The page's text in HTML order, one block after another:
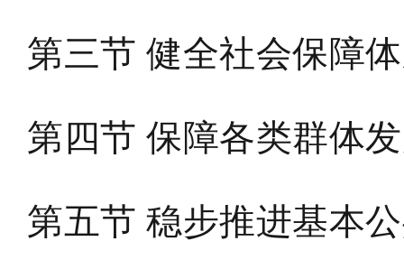
第三节 健全社会保障
第四节 保障各类群体
第五节 稳步推进基本